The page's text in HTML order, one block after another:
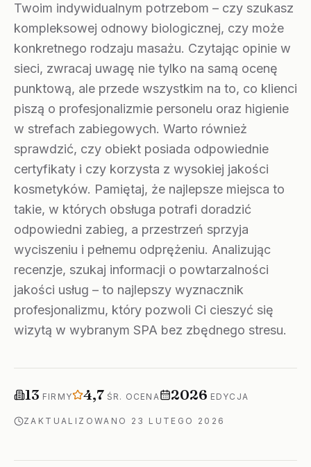
Twoim indywidualnym potrzebom – czy szukasz
kompleksowej odnowy biologicznej, czy może
konkretnego rodzaju masażu. Czytając opinie w
sieci, zwracaj uwagę nie tylko na samą ocenę
punktową, ale przede wszystkim na to, co klienci
piszą o profesjonalizmie personelu oraz higienie
w strefach zabiegowych. Warto również
sprawdzić, czy obiekt posiada odpowiednie
certyfikaty i czy korzysta z wysokiej jakości
kosmetyków. Pamiętaj, że najlepsze miejsca to
takie, w których obsługa potrafi doradzić
odpowiedni zabieg, a przestrzeń sprzyja
wyciszeniu i pełnemu odprężeniu. Analizując
recenzje, szukaj informacji o powtarzalności
jakości usług – to najlepszy wyznacznik
profesjonalizmu, który pozwoli Ci cieszyć się
wizytą w wybranym SPA bez zbędnego stresu.
Firm w rankingu
13 FIRMYŚrednia ocena
4,7 ŚR. OCENARok edycji
2026 EDYCJA
ZAKTUALIZOWANO 23 LUTEGO 2026